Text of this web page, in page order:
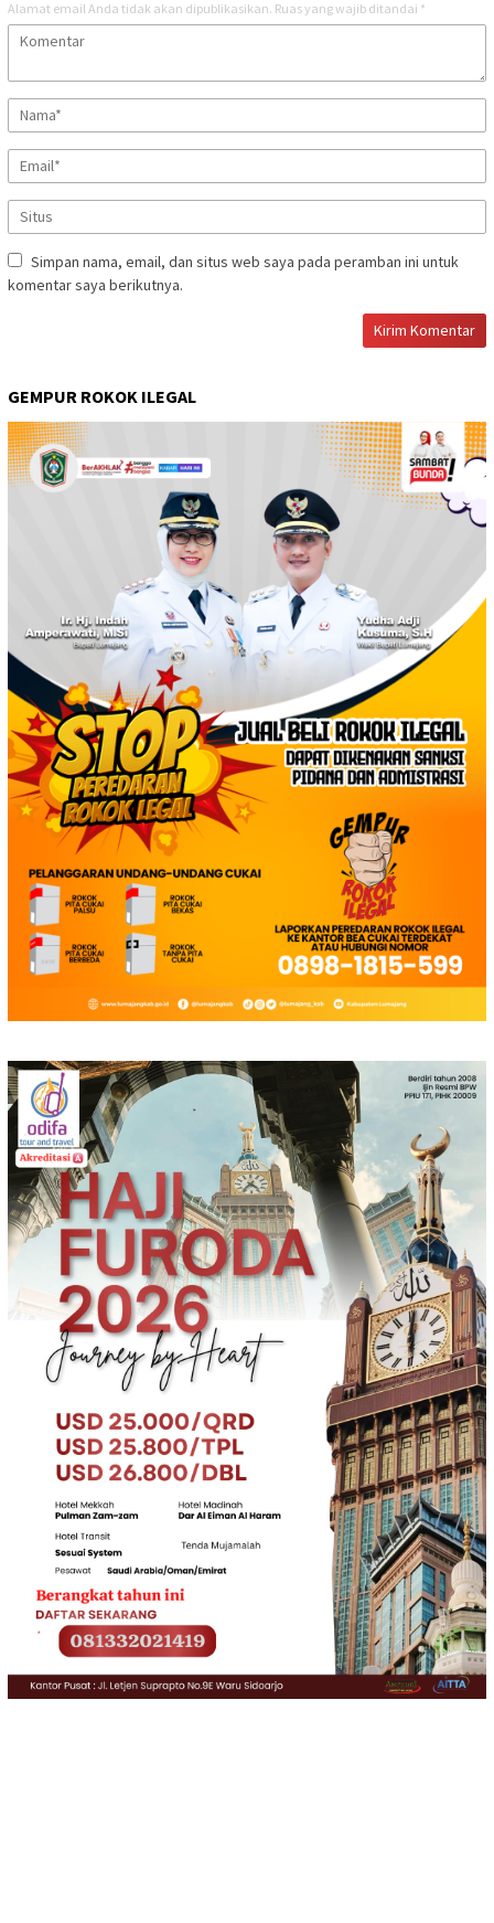
Alamat email Anda tidak akan dipublikasikan. Ruas yang wajib ditandai *
Simpan nama, email, dan situs web saya pada peramban ini untuk
komentar saya berikutnya.
GEMPUR ROKOK ILEGAL